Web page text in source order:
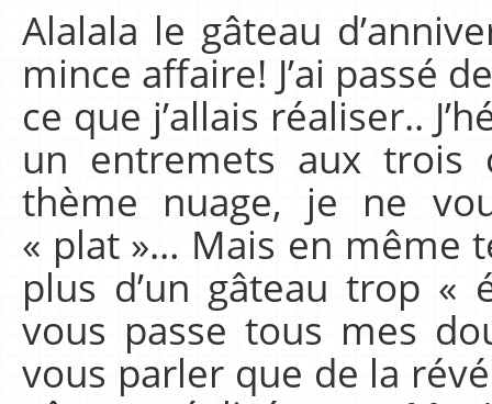
Alalala le gâteau
mince affaire! J’ai passé
ce que j’allais réaliser..
un entremets aux trois
thème nuage, je ne
« plat »… Mais en même
plus d’un gâteau trop
vous passe tous mes
vous parler que de la